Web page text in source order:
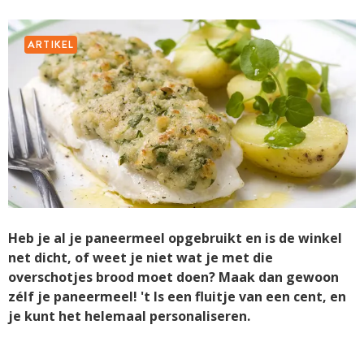
ARTIKEL
Heb je al je paneermeel opgebruikt en is de winkel
net dicht, of weet je niet wat je met die
overschotjes brood moet doen? Maak dan gewoon
zélf je paneermeel! 't Is een fluitje van een cent, en
je kunt het helemaal personaliseren.